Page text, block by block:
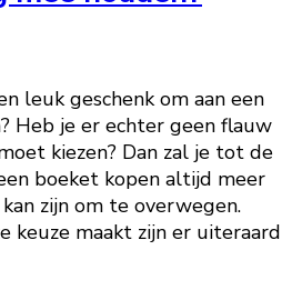
leuk geschenk om aan een
Heb je er echter geen flauw
kiezen? Dan zal je tot de
boeket kopen altijd meer
zijn om te overwegen.
keuze maakt zijn er uiteraard